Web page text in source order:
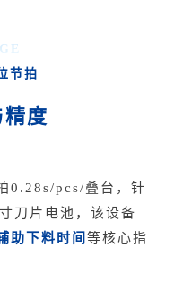
节拍
度
0.28s/pcs/叠台，针
刀片电池，该设备
助下料时间等核心指